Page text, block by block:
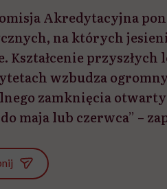
Akredytacyjna
na których
Kształcenie
wzbudza
zamknięcia
maja lub czerwca” –